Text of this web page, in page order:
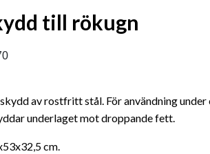
till rökugn
av rostfritt stål. För användning
underlaget mot droppande fett.
cm.